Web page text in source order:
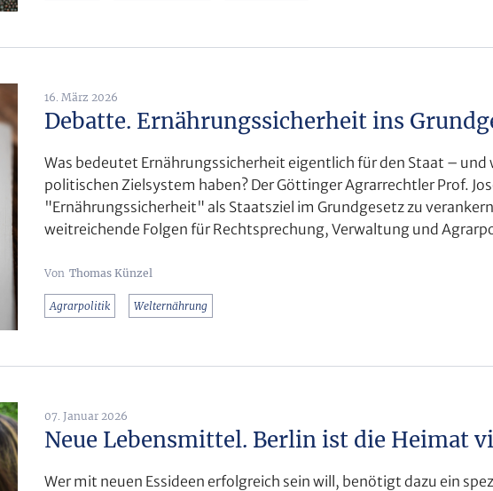
16. März 2026
Debatte. Ernährungssicherheit ins
Was bedeutet Ernährungssicherheit eigentlich für den Staat – und
politischen Zielsystem haben? Der Göttinger Agrarrechtler Prof.
"Ernährungssicherheit" als Staatsziel im Grundgesetz zu
weitreichende Folgen für Rechtsprechung, Verwaltung und
Thomas Künzel
Agrarpolitik Welternährung
07. Januar 2026
Neue Lebensmittel. Berlin ist die Heimat
Wer mit neuen Essideen erfolgreich sein will, benötigt dazu ein